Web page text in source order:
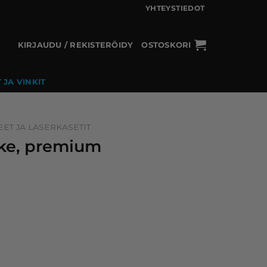
YHTEYSTIEDOT
KIRJAUDU / REKISTERÖIDY OSTOSKORI
JA VINKIT
JA LASERKASETIT
premium